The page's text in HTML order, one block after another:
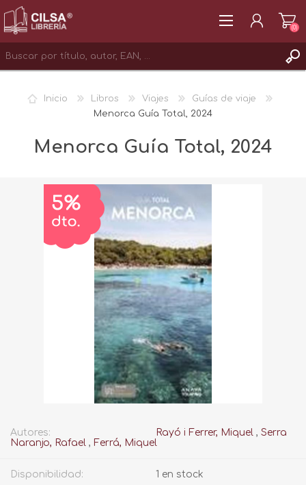
INICIAR SESIÓN
(0)
Inicio Libros Viajes
Guías de viaje
Menorca Guía Total, 2024
Menorca Guía Total, 2024
Autores: Rayó i Ferrer, Miquel , Serra
Naranjo, Rafael , Ferrá, Miquel
Disponibilidad: 1 en stock